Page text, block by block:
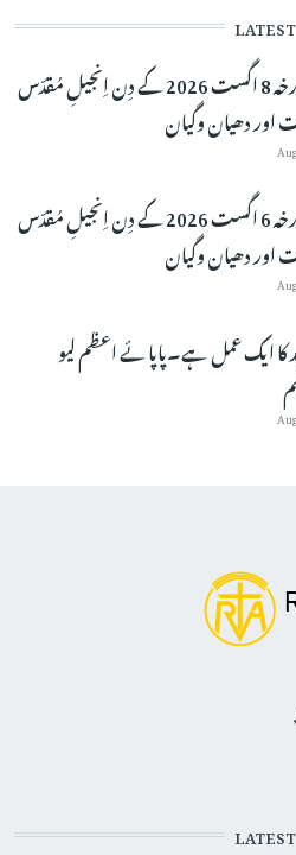
LATEST
آج مورخہ 8 اگست 2026 کے دِن اِنجیلِ مُقدّس
اور دھیان وگیان
آج مورخہ 6 اگست 2026 کے دِن اِنجیلِ مُقدّس
اور دھیان وگیان
کا ایک عمل ہے۔پاپائے اعظم لیو
LATEST